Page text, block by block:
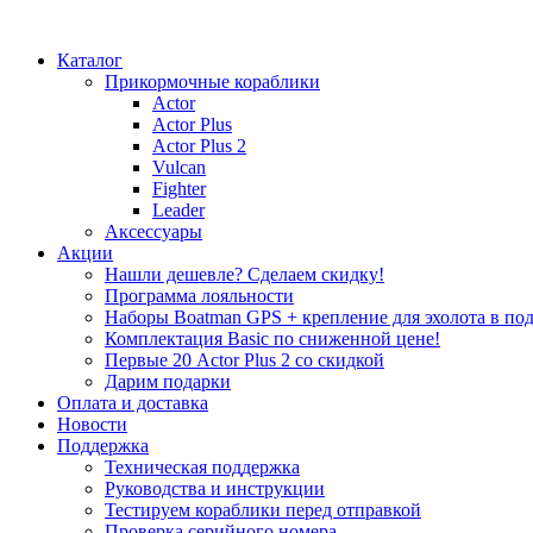
Каталог
Прикормочные кораблики
Actor
Actor Plus
Actor Plus 2
Vulcan
Fighter
Leader
Аксессуары
Акции
Нашли дешевле? Сделаем скидку!
Программа лояльности
Наборы Boatman GPS + крепление для эхолота в
Комплектация Basic по сниженной цене!
Первые 20 Actor Plus 2 со скидкой
Дарим подарки
Оплата и доставка
Новости
Поддержка
Техническая поддержка
Руководства и инструкции
Тестируем кораблики перед отправкой